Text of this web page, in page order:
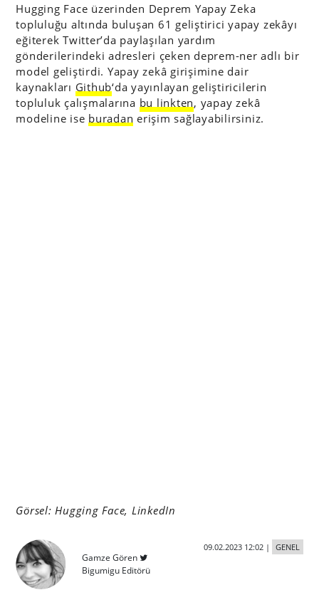
Hugging Face üzerinden Deprem Yapay Zeka
topluluğu altında buluşan 61 geliştirici yapay zekâyı
eğiterek Twitter’da paylaşılan yardım
gönderilerindeki adresleri çeken deprem-ner adlı bir
model geliştirdi. Yapay zekâ girişimine dair
kaynakları Github‘da yayınlayan geliştiricilerin
topluluk çalışmalarına bu linkten, yapay zekâ
modeline ise buradan erişim sağlayabilirsiniz.
Görsel: Hugging Face, LinkedIn
Gamze Gören
Bigumigu Editörü
09.02.2023 12:02| GENEL